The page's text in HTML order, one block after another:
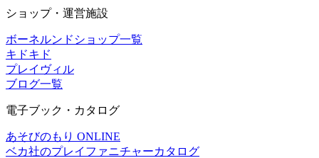
ショップ・運営施設
ボーネルンドショップ一覧
キドキド
プレイヴィル
ブログ一覧
電子ブック・カタログ
あそびのもり ONLINE
ベカ社のプレイファニチャーカタログ